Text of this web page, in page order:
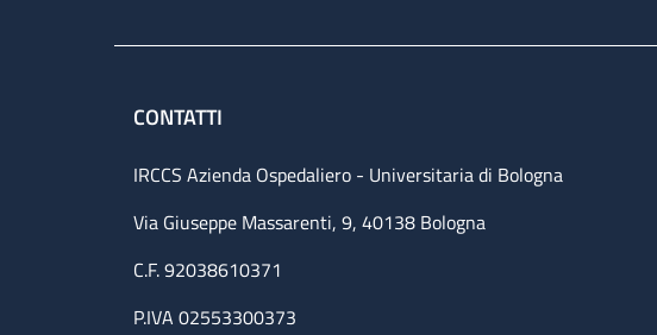
CONTATTI
IRCCS Azienda Ospedaliero - Universitaria di Bologna
Via Giuseppe Massarenti, 9, 40138 Bologna
C.F. 92038610371
P.IVA 02553300373